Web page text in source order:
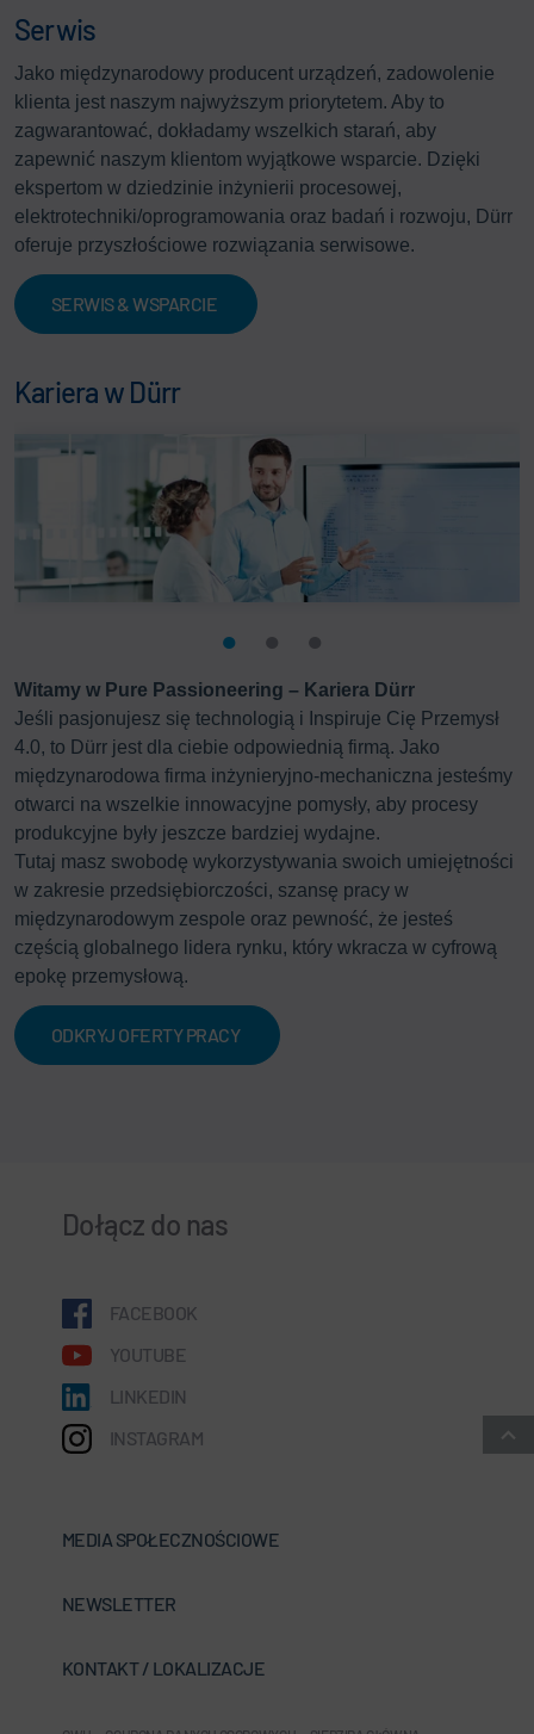
Serwis
Jako międzynarodowy producent urządzeń, zadowolenie
klienta jest naszym najwyższym priorytetem. Aby to
zagwarantować, dokładamy wszelkich starań, aby
zapewnić naszym klientom wyjątkowe wsparcie. Dzięki
ekspertom w dziedzinie inżynierii procesowej,
elektrotechniki/oprogramowania oraz badań i rozwoju, Dürr
oferuje przyszłościowe rozwiązania serwisowe.
SERWIS & WSPARCIE
Kariera w Dürr
Witamy w Pure Passioneering – Kariera Dürr
Jeśli pasjonujesz się technologią i Inspiruje Cię Przemysł
4.0, to Dürr jest dla ciebie odpowiednią firmą. Jako
międzynarodowa firma inżynieryjno-mechaniczna jesteśmy
otwarci na wszelkie innowacyjne pomysły, aby procesy
produkcyjne były jeszcze bardziej wydajne.
Tutaj masz swobodę wykorzystywania swoich umiejętności
w zakresie przedsiębiorczości, szansę pracy w
międzynarodowym zespole oraz pewność, że jesteś
częścią globalnego lidera rynku, który wkracza w cyfrową
epokę przemysłową.
ODKRYJ OFERTY PRACY
Dołącz do nas
FACEBOOK
YOUTUBE
LINKEDIN
INSTAGRAM
MEDIA SPOŁECZNOŚCIOWE
NEWSLETTER
KONTAKT / LOKALIZACJE